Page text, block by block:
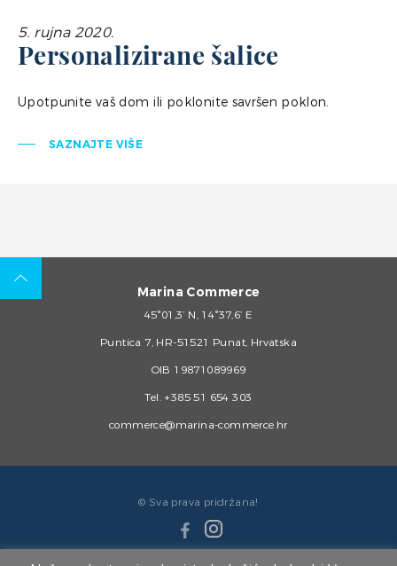
5. rujna 2020.
Personalizirane šalice
Upotpunite vaš dom ili poklonite savršen poklon.
SAZNAJTE VIŠE
Marina Commerce
45°01,3’ N, 14°37,6’ E
Puntica 7, HR-51521 Punat, Hrvatska
OIB 19871089969
Tel. +385 51 654 303
commerce@marina-commerce.hr
© Sva prava pridržana!